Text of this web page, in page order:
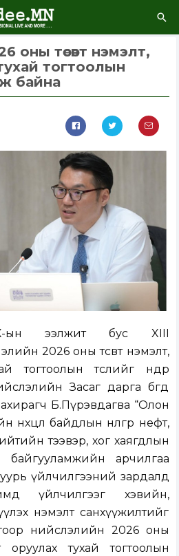
оны төсөвт нэмэлт,
тухай тогтоолын
байна
ын ээлжит бус XIII
2026 оны төсөвт нэмэлт,
тогтоолын төслийг өнөөдөр
Засаг дарга бөгөөд
Б.Пүрэвдагва “Олон
байдлын нөлөөгөөр нефт,
тээвэр, хог хаягдлын
байгууламжийн арчилгаа
үйлчилгээний зардалд
үйлчилгээг хэвийн,
нэмэлт санхүүжилтийг
нийслэлийн 2026 оны
оруулах тухай тогтоолын